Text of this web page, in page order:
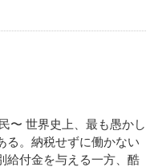
〜 世界史上、最も愚かし
る。納税せずに働かない
給付金を与える一方、酷